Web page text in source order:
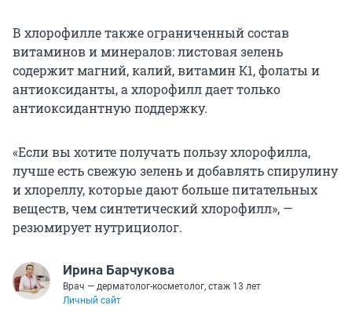
В хлорофилле также ограниченный состав
витаминов и минералов: листовая зелень
содержит магний, калий, витамин К1, фолаты и
антиоксиданты, а хлорофилл дает только
антиоксидантную поддержку.
«Если вы хотите получать пользу хлорофилла,
лучше есть свежую зелень и добавлять спирулину
и хлореллу, которые дают больше питательных
веществ, чем синтетический хлорофилл», —
резюмирует нутрициолог.
Ирина Барчукова
Врач — дерматолог-косметолог, стаж 13 лет
Личный сайт